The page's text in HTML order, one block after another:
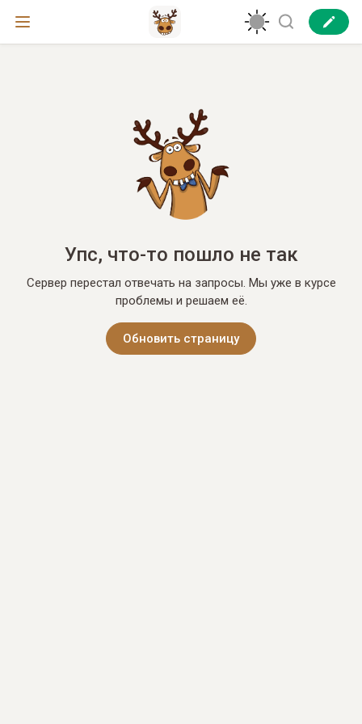
Упс, что-то пошло не так
Сервер перестал отвечать на запросы. Мы уже в курсе
проблемы и решаем её.
Обновить страницу